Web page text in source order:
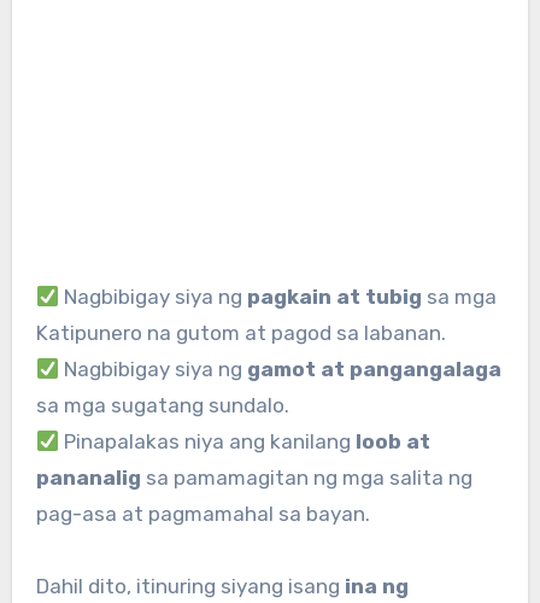
Nagbibigay siya ng pagkain at tubig sa mga
Katipunero na gutom at pagod sa labanan.
Nagbibigay siya ng gamot at pangangalaga
sa mga sugatang sundalo.
Pinapalakas niya ang kanilang loob at
pananalig sa pamamagitan ng mga salita ng
pag-asa at pagmamahal sa bayan.
Dahil dito, itinuring siyang isang ina ng